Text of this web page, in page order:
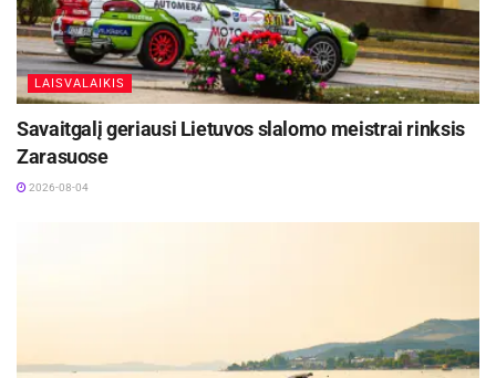
LAISVALAIKIS
Savaitgalį geriausi Lietuvos slalomo meistrai rinksis
Zarasuose
2026-08-04